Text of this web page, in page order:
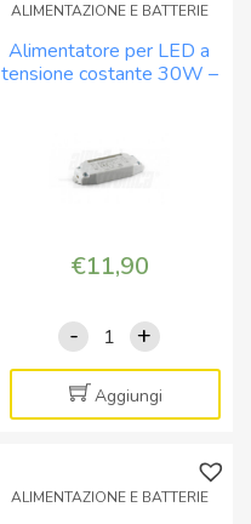
700mA
40W
29-
ALIMENTAZIONE E BATTERIE
Alimentatore per LED a
tensione costante 30W –
€11,90
-
Alimentatore
per
LED
a
30W
+
Aggiungi
ALIMENTAZIONE E BATTERIE